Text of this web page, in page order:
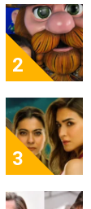
2
3